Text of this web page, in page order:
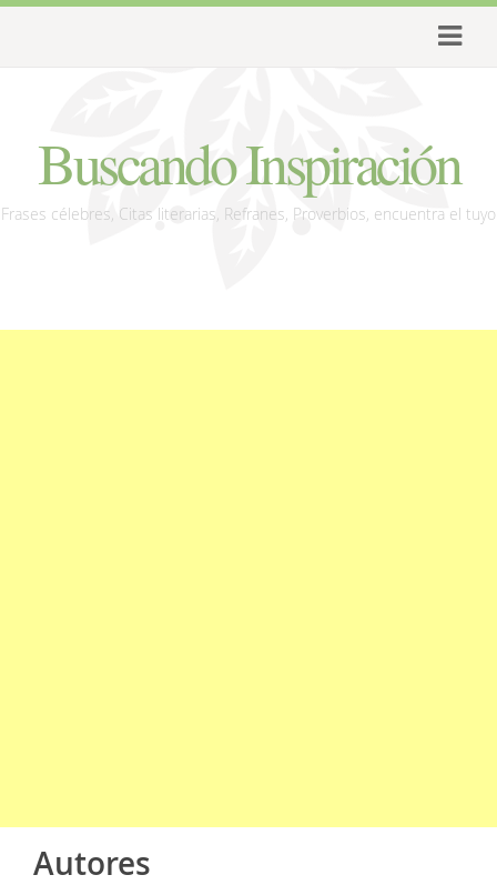
Buscando Inspiración
Frases célebres, Citas literarias, Refranes, Proverbios, encuentra el tuyo
Autores